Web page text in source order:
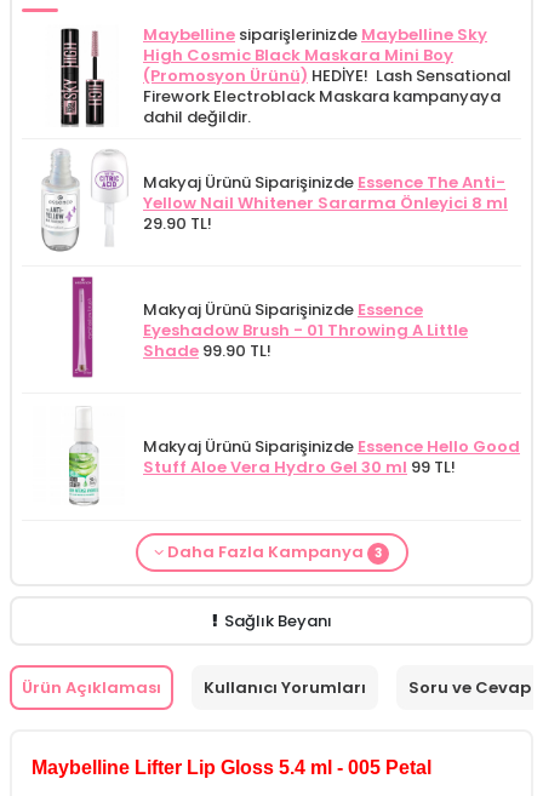
Maybelline siparişlerinizde Maybelline Sky
High Cosmic Black Maskara Mini Boy
(Promosyon Ürünü) HEDİYE! Lash Sensational
Firework Electroblack Maskara kampanyaya
dahil değildir.
Makyaj Ürünü Siparişinizde Essence The Anti-
Yellow Nail Whitener Sararma Önleyici 8 ml
29.90 TL!
Makyaj Ürünü Siparişinizde Essence
Eyeshadow Brush - 01 Throwing A Little
Shade 99.90 TL!
Makyaj Ürünü Siparişinizde Essence Hello Good
Stuff Aloe Vera Hydro Gel 30 ml 99 TL!
From Natura Kadınlar İçin Terleme Karşıtı
Makyaj Kategorisine Özel Fiyatİdea Derma
Makyaj Ürünü Siparişinizdeİnnova Wash Gel
Daha Fazla Kampanya 3
Sağlık Beyanı
Ürün Açıklaması Kullanıcı Yorumları Soru ve Cevap
Maybelline Lifter Lip Gloss 5.4 ml - 005 Petal